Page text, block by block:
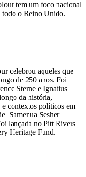
tem um foco nacional
todo o Reino Unido.
celebrou aqueles que
de 250 anos. Foi
Sterne e Ignatius
da história,
contextos políticos em
Samenua Sesher
lançada no Pitt Rivers
Heritage Fund.